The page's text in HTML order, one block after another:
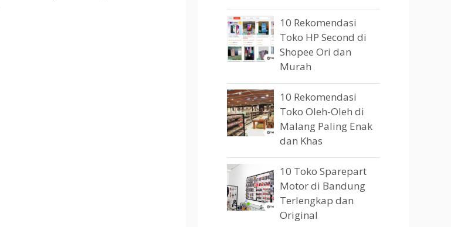
10 Rekomendasi
Toko HP Second di
Shopee Ori dan
Murah
10 Rekomendasi
Toko Oleh-Oleh di
Malang Paling Enak
dan Khas
10 Toko Sparepart
Motor di Bandung
Terlengkap dan
Original